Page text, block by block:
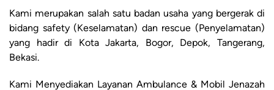
Kami merupakan salah satu badan usaha yang bergerak di
bidang safety (Keselamatan) dan rescue (Penyelamatan)
yang hadir di Kota Jakarta, Bogor, Depok, Tangerang,
Bekasi.
Kami Menyediakan Layanan Ambulance & Mobil Jenazah